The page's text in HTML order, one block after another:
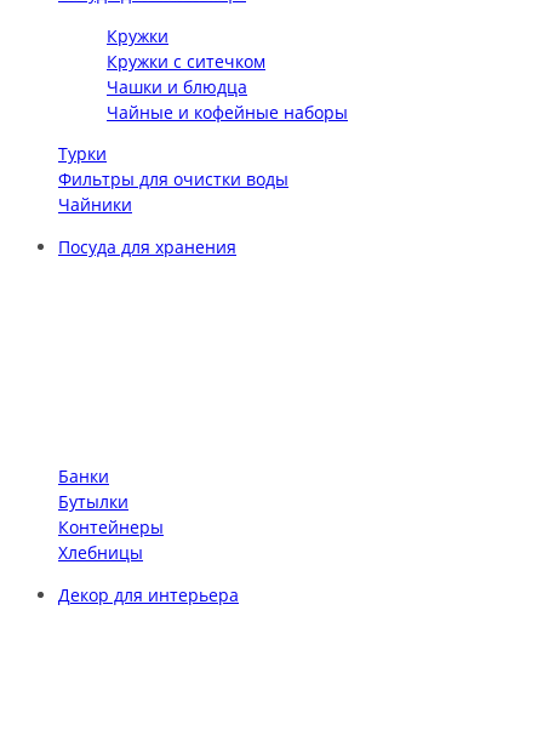
Кружки
Кружки с ситечком
Чашки и блюдца
Чайные и кофейные наборы
Турки
Фильтры для очистки воды
Чайники
Посуда для хранения
Банки
Бутылки
Контейнеры
Хлебницы
Декор для интерьера